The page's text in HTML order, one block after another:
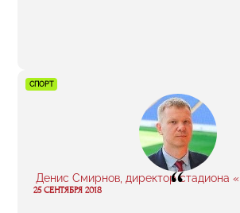
интернет-гигантов таких, как
Ozon, и примерить их на себя».
СПОРТ
Денис Смирнов, директор стадиона
“
25 СЕНТЯБРЯ 2018